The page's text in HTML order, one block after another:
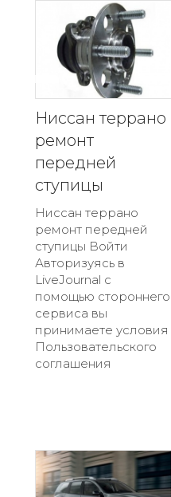
Ниссан террано
ремонт
передней
ступицы
Ниссан террано
ремонт передней
ступицы Войти
Авторизуясь в
LiveJournal с
помощью стороннего
сервиса вы
принимаете условия
Пользовательского
соглашения